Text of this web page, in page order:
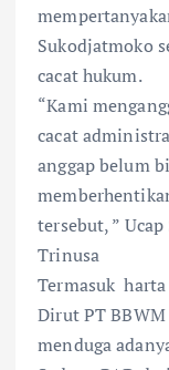
Sukodjatmoko
cacat hukum.
“Kami
cacat
anggap belum
tersebut, ”
Trinusa
Termasuk
Dirut PT
menduga